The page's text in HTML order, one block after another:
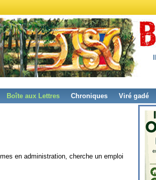
Boîte aux Lettres Chroniques Viré gadé
en administration, cherche un emploi